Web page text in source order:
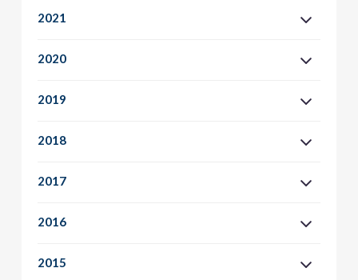
2021
2020
2019
2018
2017
2016
2015